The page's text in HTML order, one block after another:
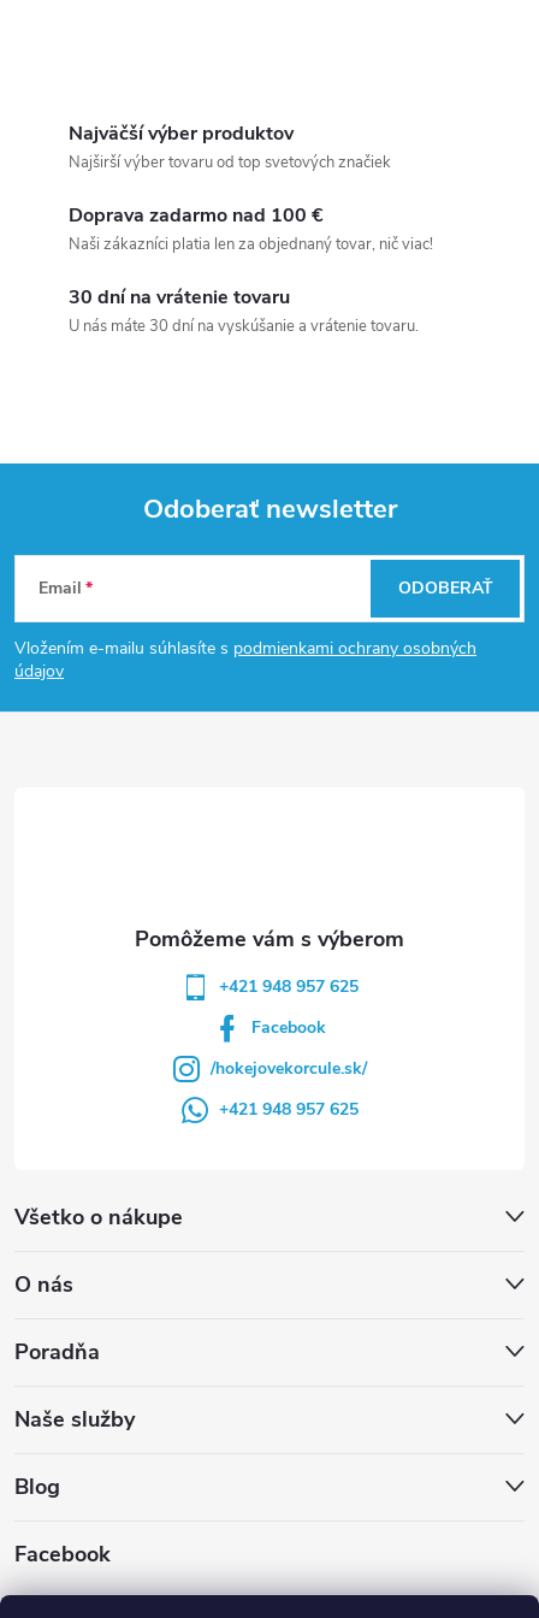
Najväčší výber produktov
Najširší výber tovaru od top svetových značiek
Doprava zadarmo nad 100 €
Naši zákazníci platia len za objednaný tovar, nič viac!
30 dní na vrátenie tovaru
U nás máte 30 dní na vyskúšanie a vrátenie tovaru.
Z
á
p
Odoberať newsletter
Email
Vložením e-mailu súhlasíte s podmienkami ochrany osobných
údajov
ODOBERAŤ
Všetko o nákupe
O nás
Poradňa
Naše služby
Blog
Facebook
+421 948 957 625
Facebook
/hokejovekorcule.sk/
+421 948 957 625